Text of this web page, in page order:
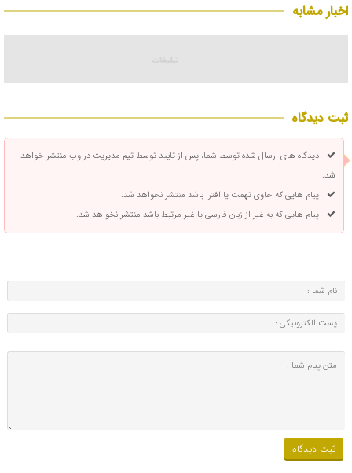
اخبار مشابه
ثبت دیدگاه
دیدگاه های ارسال شده توسط شما، پس از تایید توسط تیم مدیریت در وب منتشر خواهد
شد.
پیام هایی که حاوی تهمت یا افترا باشد منتشر نخواهد شد.
پیام هایی که به غیر از زبان فارسی یا غیر مرتبط باشد منتشر نخواهد شد.